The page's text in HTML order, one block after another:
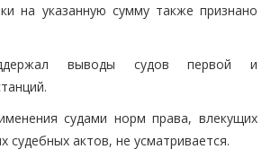
на указанную сумму также признано
выводы судов первой и
судами норм права, влекущих
актов, не усматривается.